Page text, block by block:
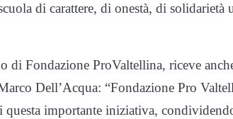
di carattere, di onestà, di solidarietà
di Fondazione ProValtellina, riceve
Dell’Acqua: “Fondazione Pro
questa importante iniziativa,